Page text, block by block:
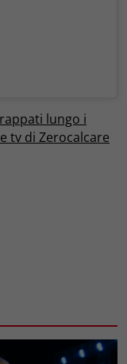
lungo i
tv di Zerocalcare